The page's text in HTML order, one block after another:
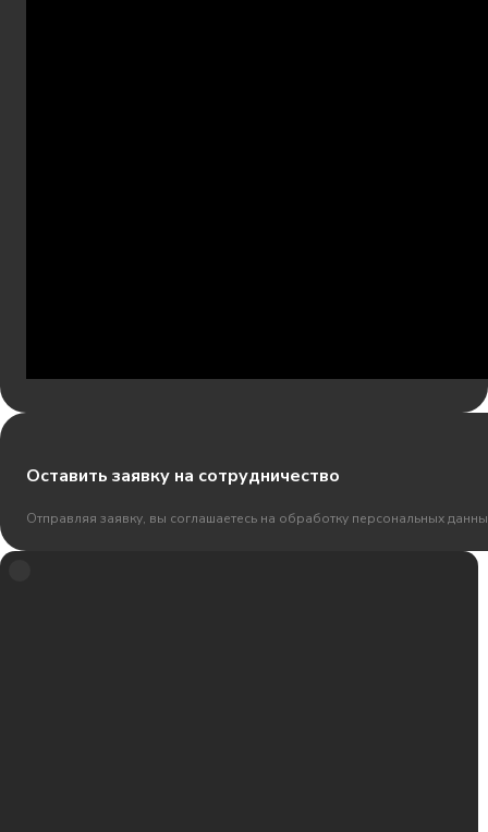
Оставить заявку на сотрудничество
Отправляя заявку, вы соглашаетесь на обработку персональных